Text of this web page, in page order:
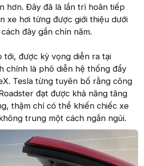
hơn. Đây đã là lần trì hoãn tiếp
xe hơi từng được giới thiệu dưới
đây gần chín năm.
tới, được kỳ vọng diễn ra tại
chính là phô diễn hệ thống đẩy
Tesla từng tuyên bố rằng công
đạt được khả năng tăng
thậm chí có thể khiến chiếc xe
trung một cách ngắn ngủi.